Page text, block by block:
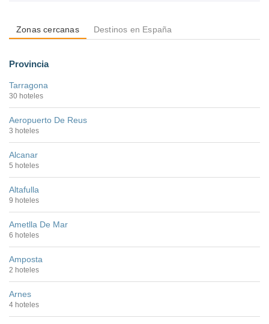
Zonas cercanas Destinos en España
Provincia
Tarragona
30 hoteles
Aeropuerto De Reus
3 hoteles
Alcanar
5 hoteles
Altafulla
9 hoteles
Ametlla De Mar
6 hoteles
Amposta
2 hoteles
Arnes
4 hoteles